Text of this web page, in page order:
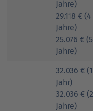
Jahre)
29.118 € (4
Jahre)
25.076 € (5
Jahre)
32.036 € (1
Jahr)
32.036 € (2
Jahre)